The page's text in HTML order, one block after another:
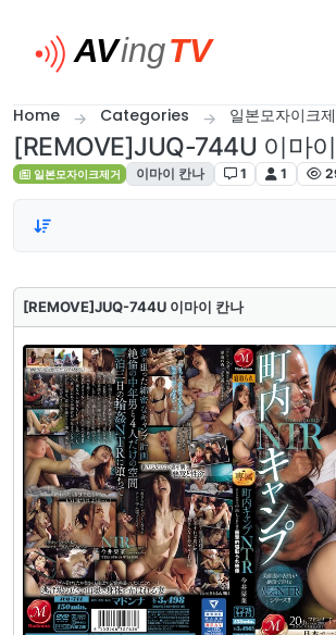
Home Categories 일본모자이크
[REMOVE]JUQ-744U 이마
일본모자이크제거 이마이 칸나 1 1
[REMOVE]JUQ-744U 이마이 칸나